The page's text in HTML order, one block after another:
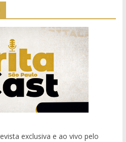
exclusiva e ao vivo pelo